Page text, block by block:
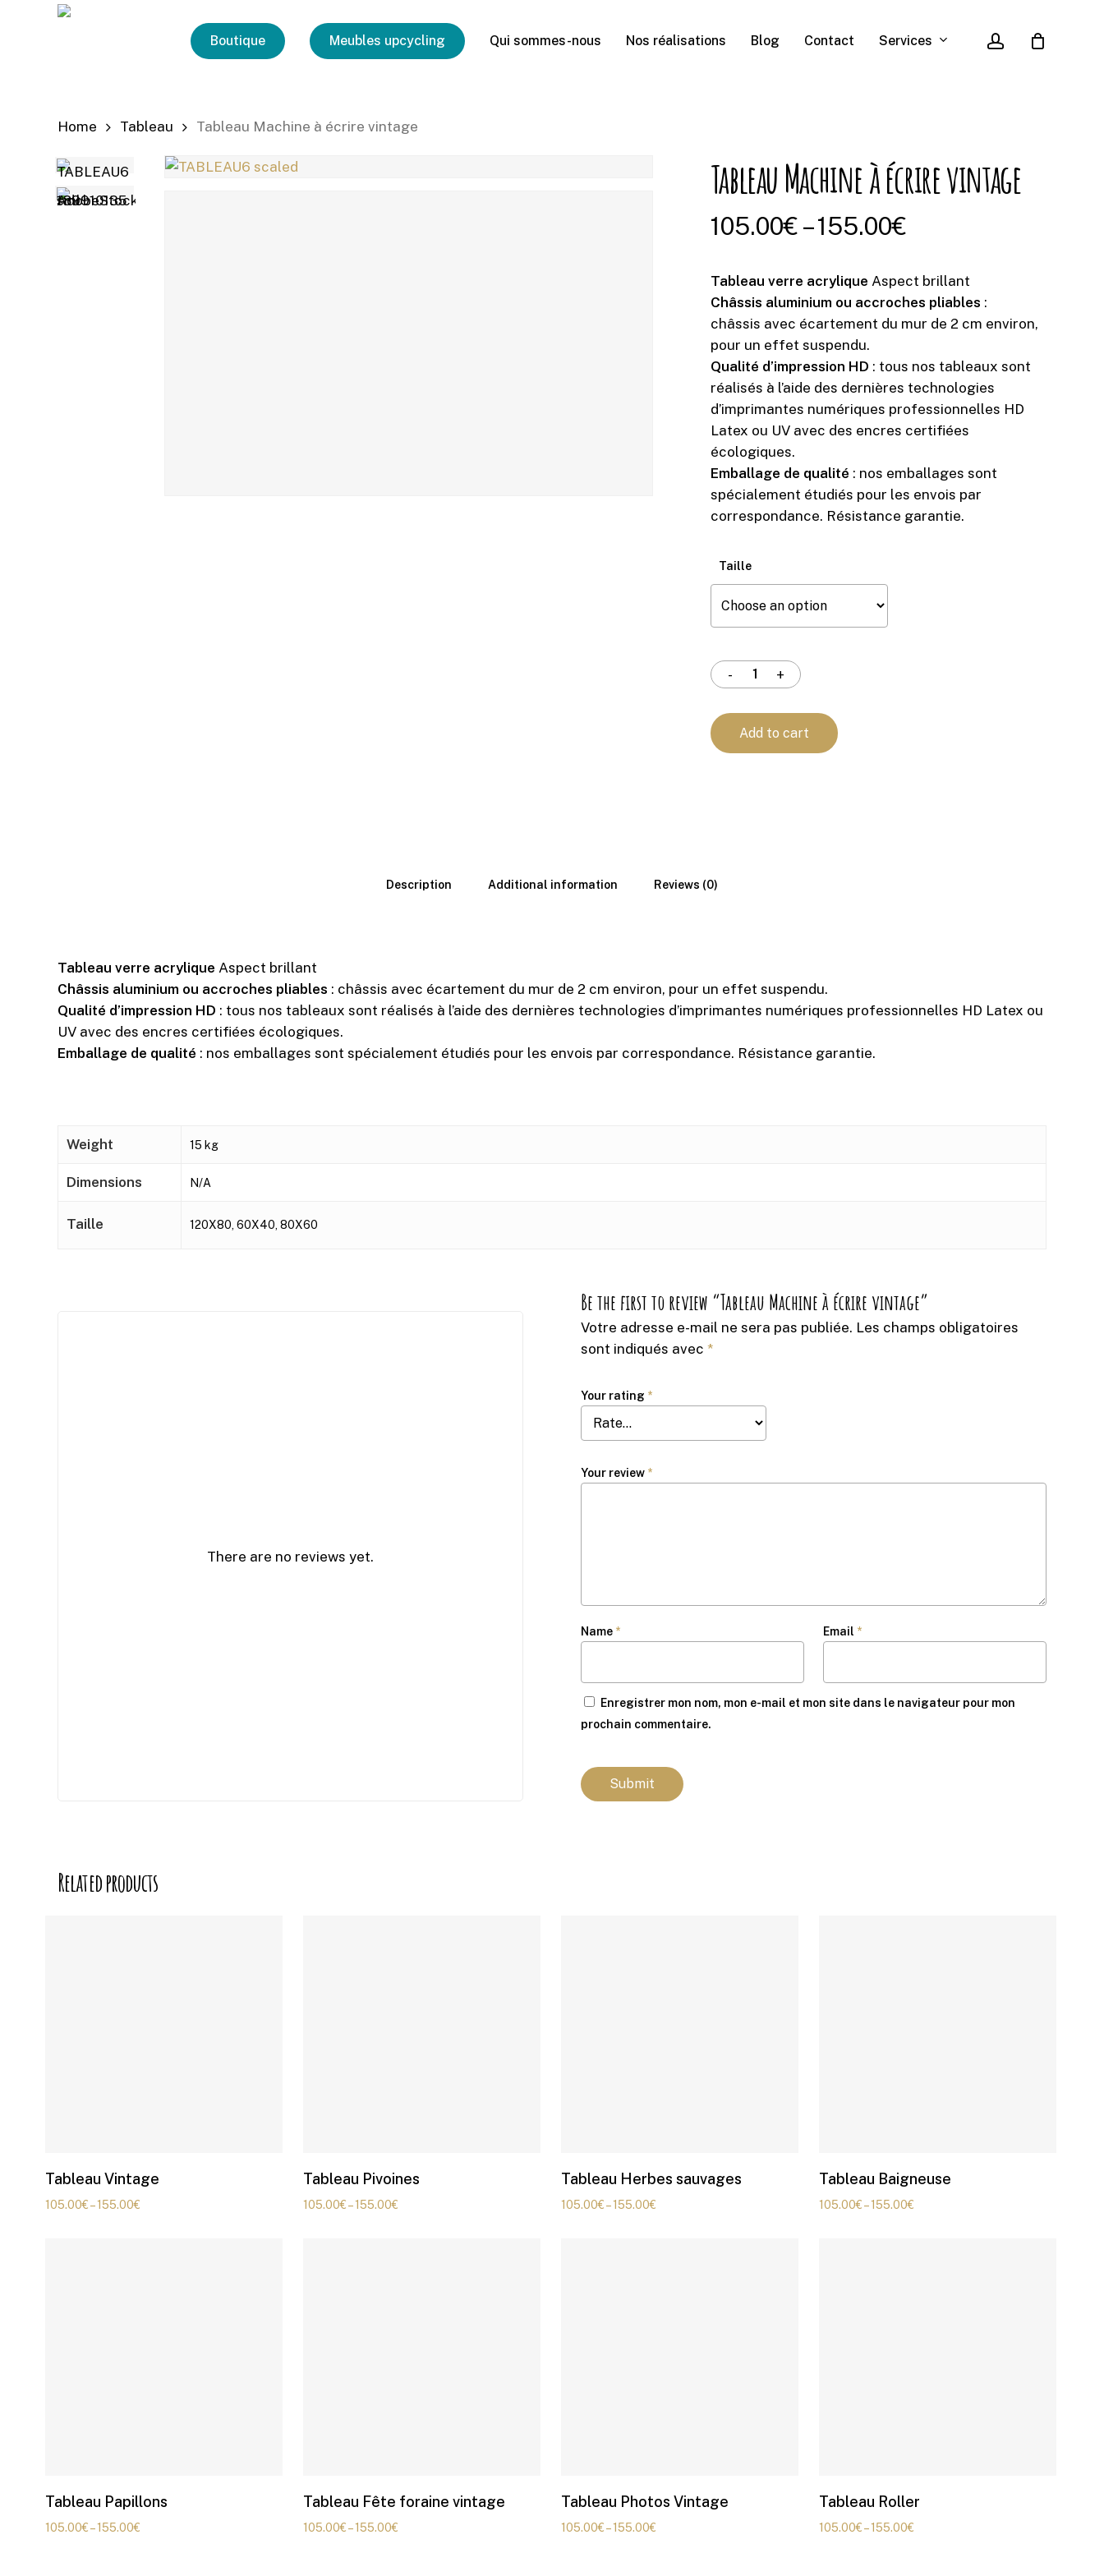
Boutique Meubles upcycling Qui sommes-nous Nos réalisations Blog Contact Services account
Home Tableau Tableau Machine à écrire vintage
Tableau Machine à écrire vintage
105.00€–155.00€
Tableau verre acrylique Aspect brillant
Châssis aluminium ou accroches pliables :
châssis avec écartement du mur de 2 cm environ,
pour un effet suspendu.
Qualité d’impression HD : tous nos tableaux sont
réalisés à l’aide des dernières technologies
d’imprimantes numériques professionnelles HD
Latex ou UV avec des encres certifiées
écologiques.
Emballage de qualité : nos emballages sont
spécialement étudiés pour les envois par
correspondance. Résistance garantie.
Taille
Add to cart
Description Additional information Reviews (0)
Tableau verre acrylique Aspect brillant
Châssis aluminium ou accroches pliables : châssis avec écartement du mur de 2 cm environ, pour un effet suspendu.
Qualité d’impression HD : tous nos tableaux sont réalisés à l’aide des dernières technologies d’imprimantes numériques professionnelles HD Latex ou
UV avec des encres certifiées écologiques.
Emballage de qualité : nos emballages sont spécialement étudiés pour les envois par correspondance. Résistance garantie.
Weight 15 kg
Dimensions N/A
Taille 120X80, 60X40, 80X60
There are no reviews yet.
Be the first to review “Tableau Machine à écrire vintage”
Votre adresse e-mail ne sera pas publiée. Les champs obligatoires
sont indiqués avec *
Your rating *
Your review *
Name * Email *
Enregistrer mon nom, mon e-mail et mon site dans le navigateur pour mon
prochain commentaire.
Related products
Tableau Vintage
105.00€–155.00€
Tableau Pivoines
105.00€–155.00€
Tableau Herbes sauvages
105.00€–155.00€
Tableau Baigneuse
105.00€–155.00€
Tableau Papillons
105.00€–155.00€
Tableau Fête foraine vintage
105.00€–155.00€
Tableau Photos Vintage
105.00€–155.00€
Tableau Roller
105.00€–155.00€